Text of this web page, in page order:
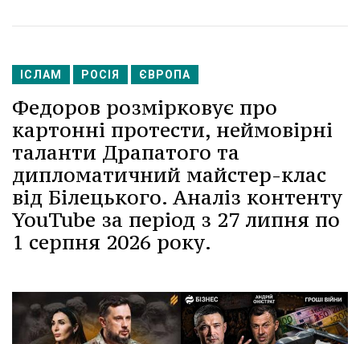
ІСЛАМ РОСІЯ ЄВРОПА
Федоров розмірковує про
картонні протести, неймовірні
таланти Драпатого та
дипломатичний майстер-клас
від Білецького. Аналіз контенту
YouTube за період з 27 липня по
1 серпня 2026 року.